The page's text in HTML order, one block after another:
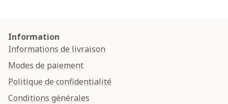
Information
Informations de livraison
Modes de paiement
Politique de confidentialité
Conditions générales